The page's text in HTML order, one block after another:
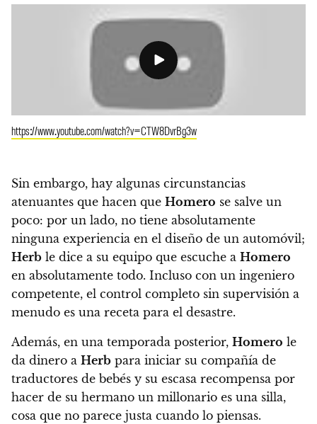
https://www.youtube.com/watch?v=CTW8DvrBg3w
Sin embargo, hay algunas circunstancias
atenuantes que hacen que Homero se salve un
poco: por un lado, no tiene absolutamente
ninguna experiencia en el diseño de un automóvil;
Herb le dice a su equipo que escuche a Homero
en absolutamente todo. Incluso con un ingeniero
competente, el control completo sin supervisión a
menudo es una receta para el desastre.
Además, en una temporada posterior, Homero le
da dinero a Herb para iniciar su compañía de
traductores de bebés y su escasa recompensa por
hacer de su hermano un millonario es una silla,
cosa que no parece justa cuando lo piensas.